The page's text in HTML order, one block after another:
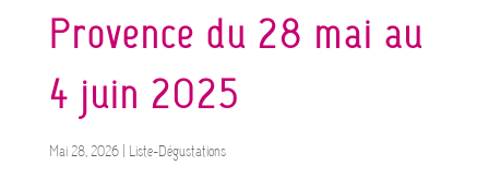
Provence du 28 mai au
4 juin 2025
Mai 28, 2026| Liste-Dégustations